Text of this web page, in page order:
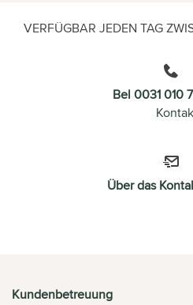
VERFÜGBAR JEDEN TAG
Bel 0031 010
Über das
Kundenbetreuung